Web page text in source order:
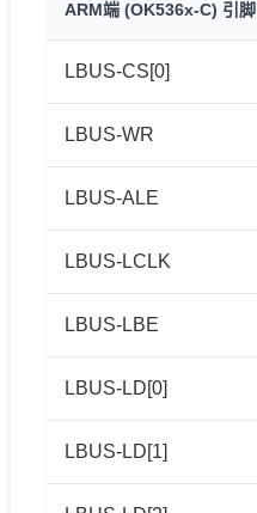
ARM端 (OK536x-C) 引脚
LBUS-CS[0]
LBUS-WR
LBUS-ALE
LBUS-LCLK
LBUS-LBE
LBUS-LD[0]
LBUS-LD[1]